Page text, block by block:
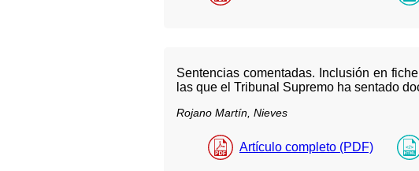
Sentencias comentadas. Inclusión en
las que el Tribunal Supremo ha sentado
Rojano Martín, Nieves
Artículo completo (PDF)